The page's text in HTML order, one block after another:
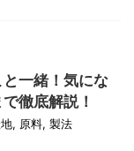
一緒！気にな
徹底解説！
, 原料, 製法